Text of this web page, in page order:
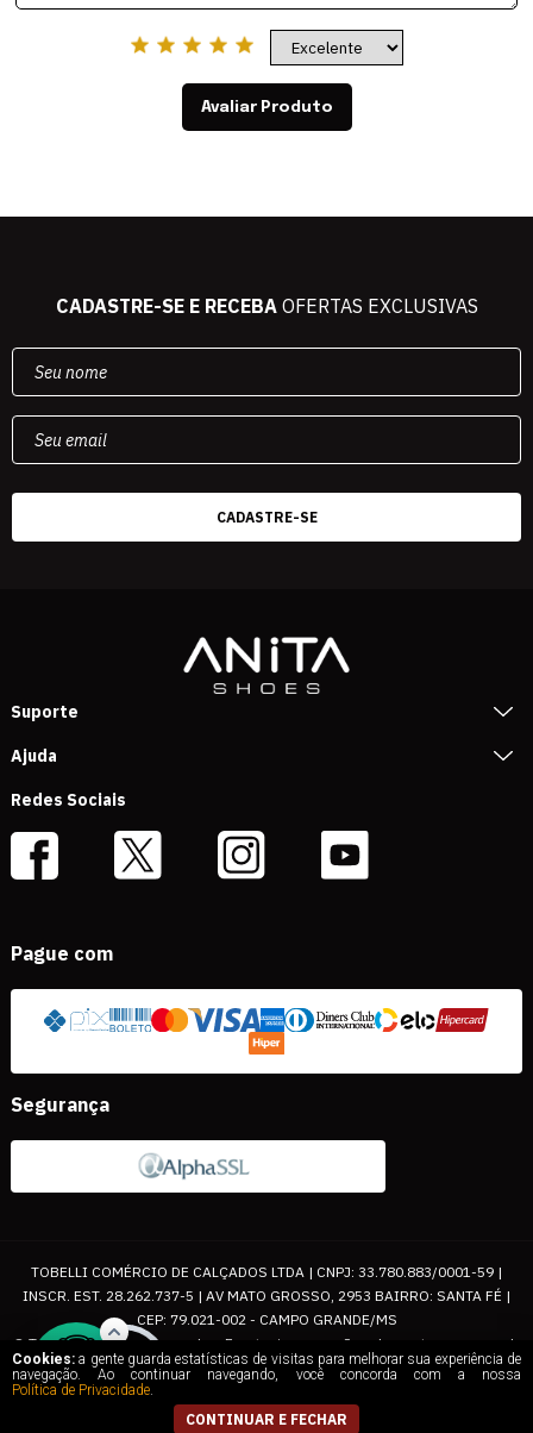
Avaliar Produto
CADASTRE-SE E RECEBAOFERTAS EXCLUSIVAS
Suporte
Ajuda
Redes Sociais
Pague com
Segurança
TOBELLI COMÉRCIO DE CALÇADOS LTDA | CNPJ: 33.780.883/0001-59 |
INSCR. EST. 28.262.737-5 | AV MATO GROSSO, 2953 BAIRRO: SANTA FÉ |
CEP: 79.021-002 - CAMPO GRANDE/MS
© Todos os direitos reservados. Eventuais promoções, descontos e prazos de
pagamento expostos aqui são válidos apenas para compras via internet. As
fotos, textos e layout aqui veiculados são de propriedade da Loja. É proibida a
utilização total ou parcial sem nossa autorização.
Cookies: a gente guarda estatísticas de visitas para melhorar sua experiência de
navegação. Ao continuar navegando, você concorda com a nossa
Política de Privacidade.
CONTINUAR E FECHAR